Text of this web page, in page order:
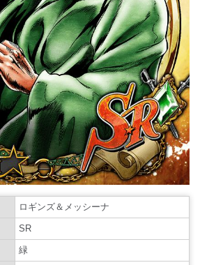
ロギンズ＆メッシーナ
SR
緑